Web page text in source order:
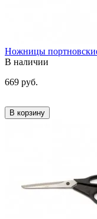
Ножницы
В наличии
669 руб.
В корзину